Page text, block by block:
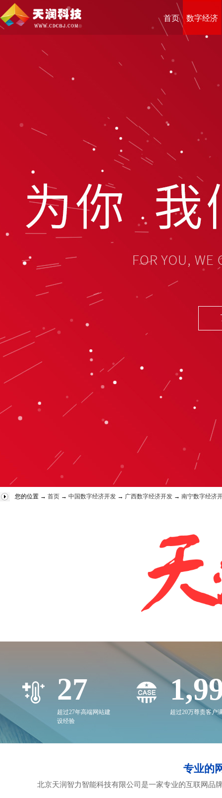
首页 数字经济
您的位置 → 首页 → 中国数字经济开发 → 广西数字经济开发 → 南宁数字经济
27
超过27年高端网站建
设经验
超过20万尊贵客户
专业的
北京天润智力智能科技有限公司是一家专业的互联网品